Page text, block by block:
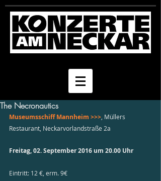
The Necronautics
Museumsschiff Mannheim >>> , Müllers
Restaurant, Neckarvorlandstraße 2a
Freitag, 02. September 2016 um 20.00 Uhr
Eintritt: 12 €, erm. 9€